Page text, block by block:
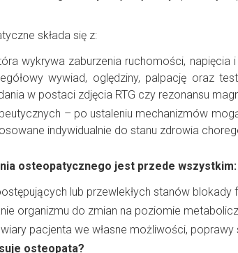
składa się z:
wykrywa zaburzenia ruchomości,
wywiad, oględziny, palpację oraz
w postaci zdjęcia RTG czy rezonansu
– po ustaleniu mechanizmów
indywidualnie do stanu zdrowia
osteopatycznego jest przede wszystkim:
lub przewlekłych stanów
organizmu do zmian na poziomie
wiary pacjenta we własne możliwości,
osteopata?